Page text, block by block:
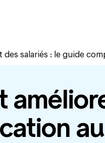
des salariés : le guide